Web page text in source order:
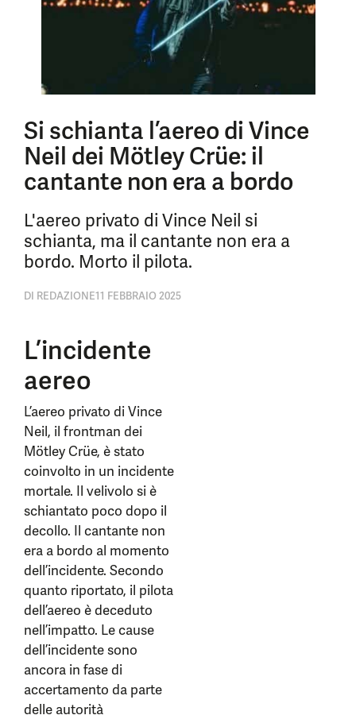
Si schianta l’aereo di Vince
Neil dei Mötley Crüe: il
cantante non era a bordo
L'aereo privato di Vince Neil si
schianta, ma il cantante non era a
bordo. Morto il pilota.
DI REDAZIONE11 FEBBRAIO 2025
L’incidente
aereo
L’aereo privato di Vince
Neil, il frontman dei
Mötley Crüe, è stato
coinvolto in un incidente
mortale. Il velivolo si è
schiantato poco dopo il
decollo. Il cantante non
era a bordo al momento
dell’incidente. Secondo
quanto riportato, il pilota
dell’aereo è deceduto
nell’impatto. Le cause
dell’incidente sono
ancora in fase di
accertamento da parte
delle autorità